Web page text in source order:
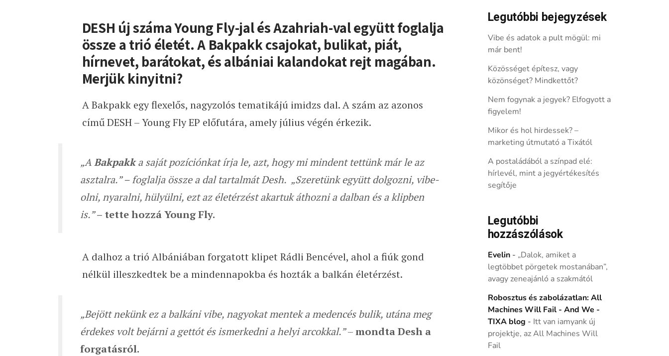
Bakpakk – DESH, Young Fly és Azahriah új trekkel hódít
DESH új száma Young Fly-jal és Azahriah-val együtt foglalja
össze a trió életét. A Bakpakk csajokat, bulikat, piát,
hírnevet, barátokat, és albániai kalandokat rejt magában.
Merjük kinyitni?
A Bakpakk egy flexelős, nagyzolós tematikájú imidzs dal. A szám az azonos
című DESH – Young Fly EP előfutára, amely július végén érkezik.
„ABakpakka saját pozíciónkat írja le, azt, hogy mi mindent tettünk már le az
asztalra.” – foglalja össze a dal tartalmát Desh. „Szeretünk együtt dolgozni, vibe-
olni, nyaralni, hülyülni, ezt az életérzést akartuk áthozni a dalban és a klipben
is.”– tette hozzá Young Fly.
A dalhoz a trió Albániában forgatott klipet Rádli Bencével, ahol a fiúk gond
nélkül illeszkedtek be a mindennapokba és hozták a balkán életérzést.
„Bejött nekünk ez a balkáni vibe, nagyokat mentek a medencés bulik, utána meg
érdekes volt bejárni a gettót és ismerkedni a helyi arcokkal.”–mondta Desh a
forgatásról.
Legutóbbi bejegyzések
Vibe és adatok a pult mögül: mi
már bent!
Közösséget építesz, vagy
közönséget? Mindkettőt?
Nem fogynak a jegyek? Elfogyott a
figyelem!
Mikor és hol hirdessek? –
marketing útmutató a Tixától
A postaládából a színpad elé:
hírlevél, mint a jegyértékesítés
segítője
Legutóbbi
hozzászólások
Evelin- „Dalok, amiket a
legtöbbet pörgetek mostanában”,
avagy zeneajánló a szakmától
Robosztus és zabolázatlan: All
Machines Will Fail - And We -
TIXA blog - Itt van iamyank új
projektje, az All Machines Will
Fail